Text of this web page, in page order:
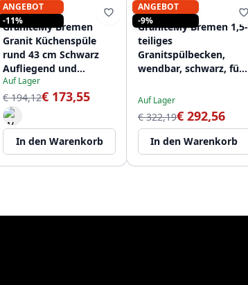
ANGEBOT
-11%
GRANITEMY
GraniteMy Bremen
Granit Küchenspüle
rund 43 cm Schwarz
Aufliegend und
Unterbau mit
Hahnlochbank
1208952257
Auf Lager
€ 194,12€ 173,55
In den Warenkorb
ANGEBOT
-9%
GRANITEMY
GraniteMy Bremen 1,5-
teiliges
Granitspülbecken,
wendbar, schwarz, für
und Flachmontage, mit
Edelstahl-
Ablaufstopfen
1208953203
Auf Lager
€ 322,19€ 292,56
In den Warenkorb